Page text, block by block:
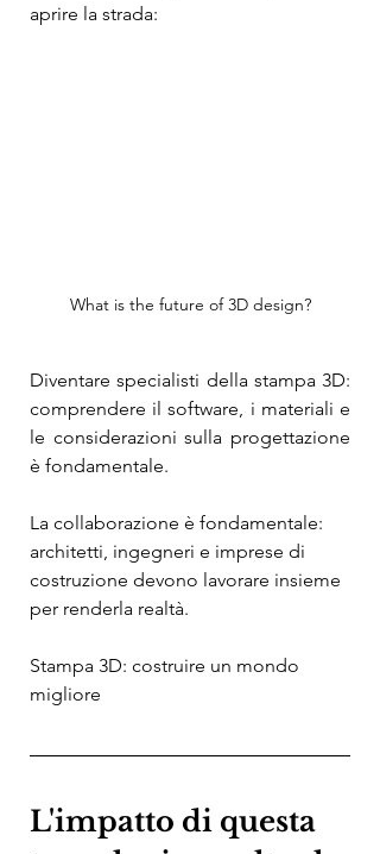
aprire la strada:
What is the future of 3D design?
Diventare specialisti della stampa 3D:
comprendere il software, i materiali e
le considerazioni sulla progettazione
è fondamentale.
La collaborazione è fondamentale:
architetti, ingegneri e imprese di
costruzione devono lavorare insieme
per renderla realtà.
Stampa 3D: costruire un mondo
migliore
L'impatto di questa